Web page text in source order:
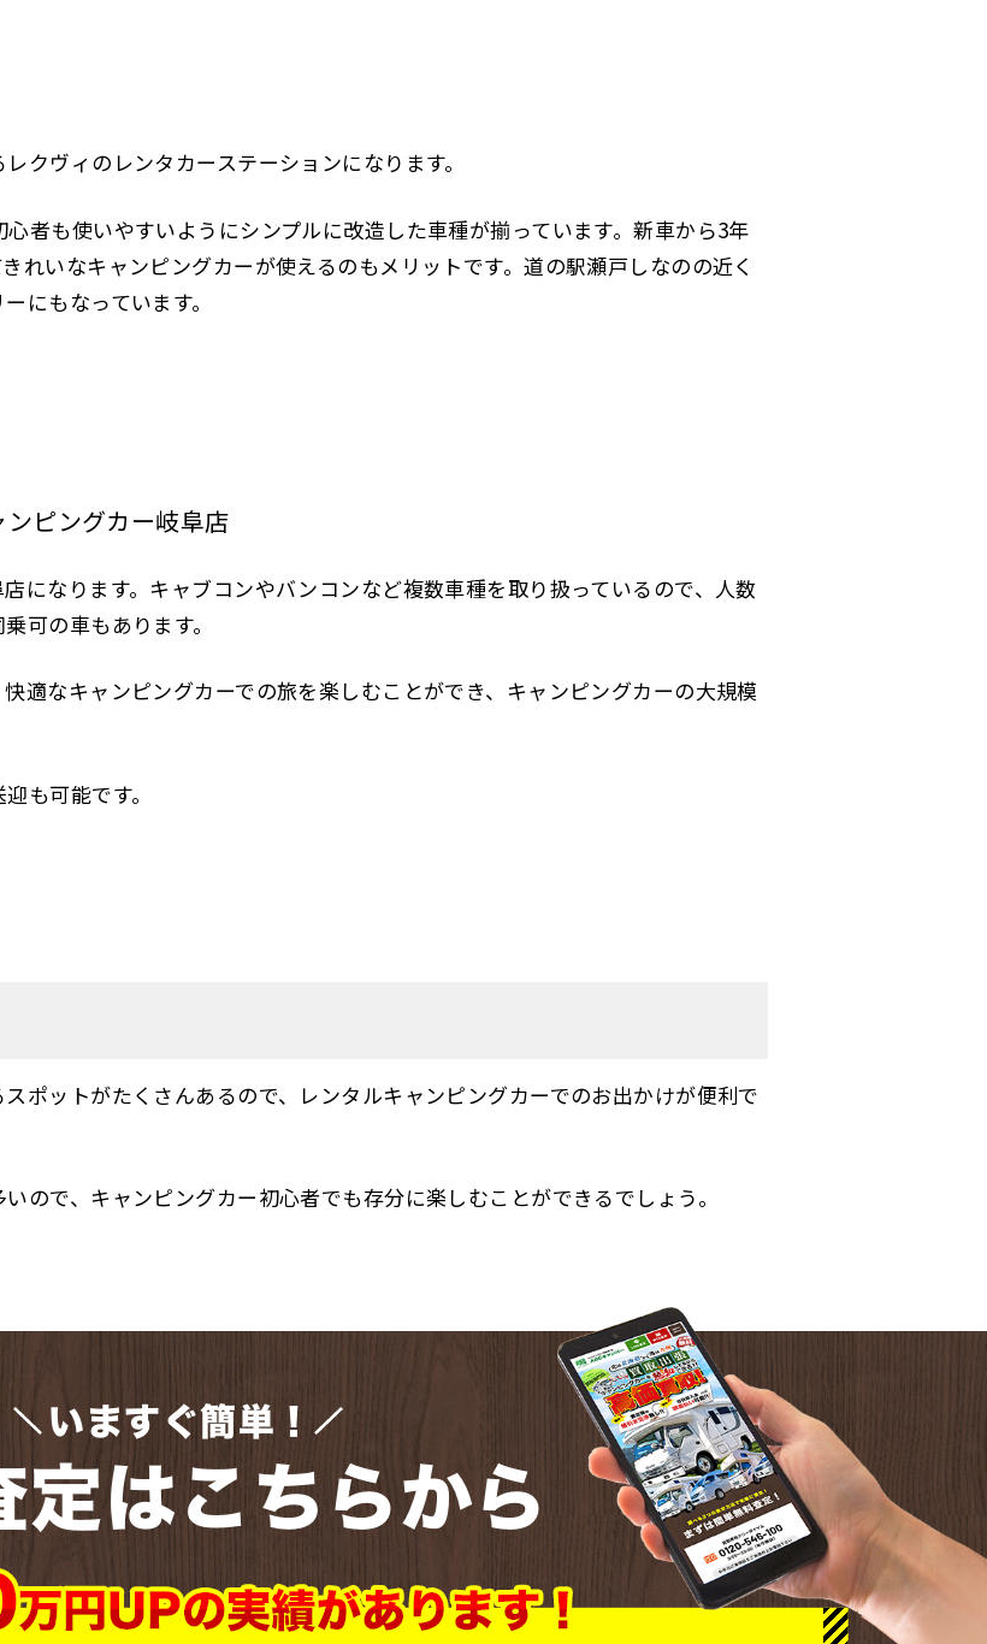
クヴィのレンタカーステーションになります。
者も使いやすいようにシンプルに改造した車種が揃っています。新車から3年
れいなキャンピングカーが使えるのもメリットです。道の駅瀬戸しなのの近く
にもなっています。
ピングカー岐阜店
になります。キャブコンやバンコンなど複数車種を取り扱っているので、人数
可の車もあります。
適なキャンピングカーでの旅を楽しむことができ、キャンピングカーの大規模
も可能です。
ポットがたくさんあるので、レンタルキャンピングカーでのお出かけが便利で
ので、キャンピングカー初心者でも存分に楽しむことができるでしょう。
いますぐ簡単！
定はこちらから